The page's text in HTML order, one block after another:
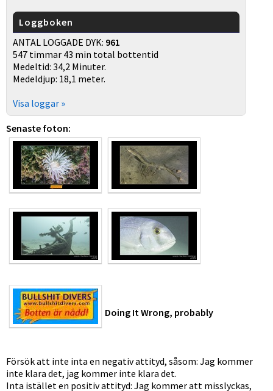
Loggboken
ANTAL LOGGADE DYK: 961
547 timmar 43 min total bottentid
Medeltid: 34,2 Minuter.
Medeldjup: 18,1 meter.
Visa loggar »
Senaste foton:
Doing It Wrong, probably
Försök att inte inta en negativ attityd, såsom: Jag kommer
inte klara det, jag kommer inte klara det.
Inta istället en positiv attityd: Jag kommer att misslyckas,